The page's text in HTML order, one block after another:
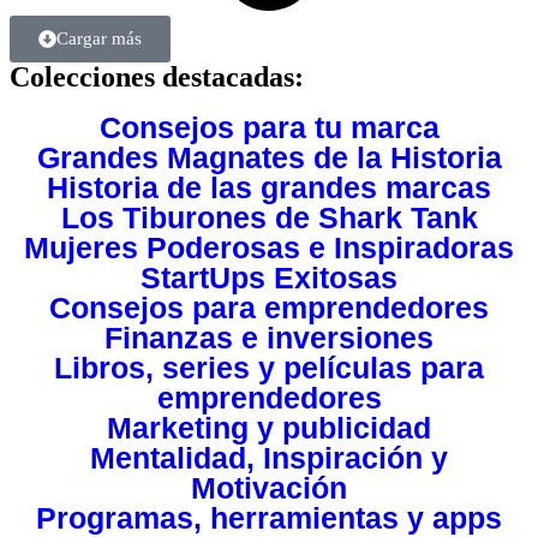
Cargar más
Colecciones destacadas:
Consejos para tu marca
Grandes Magnates de la Historia
Historia de las grandes marcas
Los Tiburones de Shark Tank
Mujeres Poderosas e Inspiradoras
StartUps Exitosas
Consejos para emprendedores
Finanzas e inversiones
Libros, series y películas para
emprendedores
Marketing y publicidad
Mentalidad, Inspiración y
Motivación
Programas, herramientas y apps